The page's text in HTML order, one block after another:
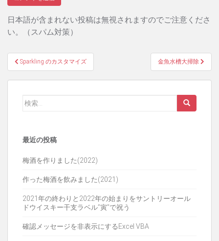
日本語が含まれない投稿は無視されますのでご注意くださ
い。（スパム対策）
投
稿
シ
ョ
Sparkling のカスタマイズ 金魚水槽大掃除
検
最近の投稿
梅酒を作りました(2022)
作った梅酒を飲みました(2021)
2021年の終わりと2022年の始まりをサントリーオール
ドウイスキー干支ラベル”寅”で祝う
確認メッセージを非表示にするExcel VBA